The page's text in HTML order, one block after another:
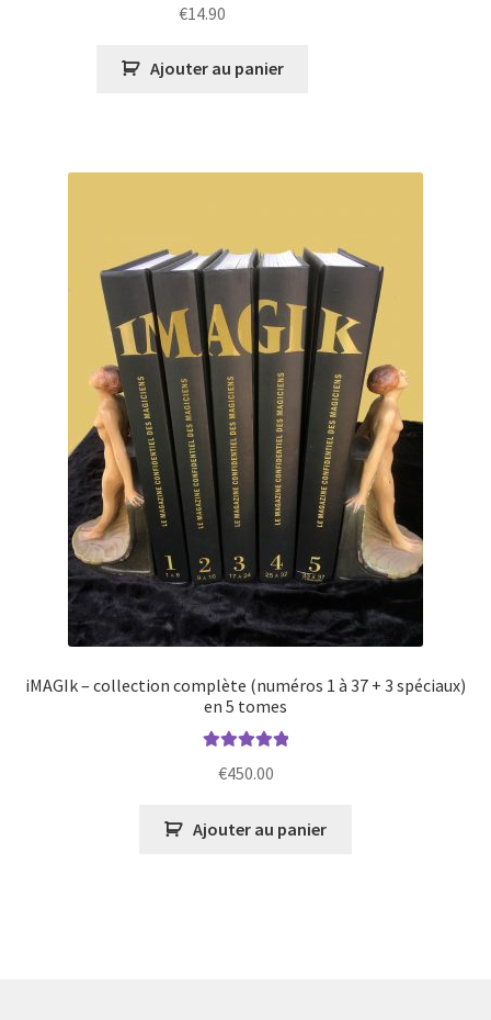
€14.90
Ajouter au panier
iMAGIk – collection complète (numéros 1 à 37 + 3 spéciaux)
en 5 tomes
€450.00
Ajouter au panier